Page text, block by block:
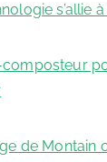
s’allie
de Montain